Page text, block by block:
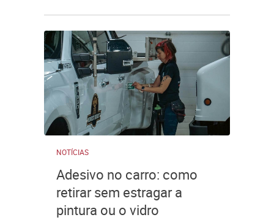
NOTÍCIAS
Adesivo no carro: como
retirar sem estragar a
pintura ou o vidro